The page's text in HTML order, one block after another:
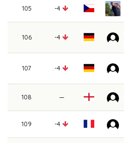
105 -4
106 -4
107 -4
108 —
109 -4